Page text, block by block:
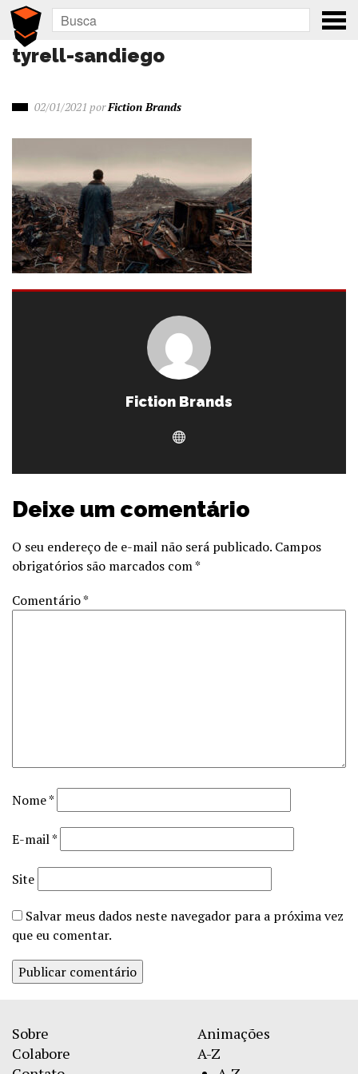
tyrell-sandiego
02/01/2021 porFiction Brands
Fiction Brands
Deixe um comentário
O seu endereço de e-mail não será publicado. Campos
obrigatórios são marcados com*
Comentário*
Nome*
E-mail*
Site
Salvar meus dados neste navegador para a próxima vez
que eu comentar.
Sobre
Colabore
Animações
A-Z